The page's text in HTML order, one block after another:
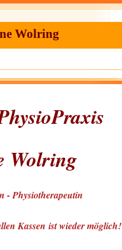
Wolring
- Physiotherapeutin
Kassen ist wieder möglich!